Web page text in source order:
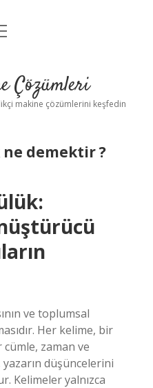
Çözümleri
makine çözümlerini keşfedin
demektir ?
ve toplumsal
Her kelime, bir
cümle, zaman ve
yazarın düşüncelerini
Kelimeler yalnızca